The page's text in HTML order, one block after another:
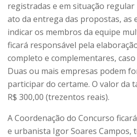
registradas e em situação regular
ato da entrega das propostas, as
indicar os membros da equipe
ficará responsável pela
completo e complementares,
Duas ou mais empresas podem
participar do certame. O valor da
R$ 300,00 (trezentos reais).
A Coordenação do Concurso
e urbanista Igor Soares Campos,